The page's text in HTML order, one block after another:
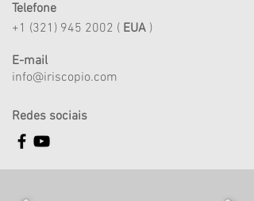
Telefone
+1 (321) 945 2002 ( EUA )
E-mail
info@iriscopio.com
Redes sociais